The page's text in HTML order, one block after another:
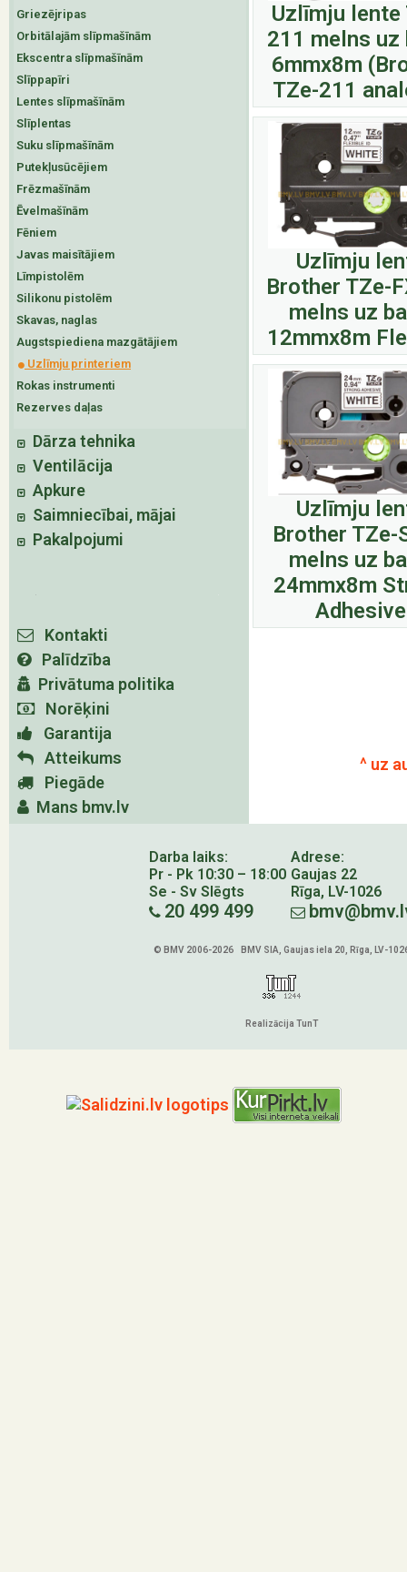
Griezējripas
Orbitālajām slīpmašīnām
Ekscentra slīpmašīnām
Slīppapīri
Lentes slīpmašīnām
Slīplentas
Suku slīpmašīnām
Putekļusūcējiem
Frēzmašīnām
Ēvelmašīnām
Fēniem
Javas maisītājiem
Līmpistolēm
Silikonu pistolēm
Skavas, naglas
Augstspiediena mazgātājiem
Uzlīmju printeriem
Rokas instrumenti
Rezerves daļas
Dārza tehnika
Ventilācija
Apkure
Saimniecībai, mājai
Pakalpojumi
Kontakti
Palīdzība
Privātuma politika
Norēķini
Garantija
Atteikums
Piegāde
Mans bmv.lv
Uzlīmju lente
211 melns uz
6mmx8m
TZe-211
Uzlīmju
Brother TZe-
melns uz
12mmx8m
Uzlīmju
Brother TZe-
melns uz
24mmx8m
Adhesive
^ uz
Darba laiks:
Pr - Pk 10:30 – 18:00
Se - Sv Slēgts
20 499 499
Adrese:
Gaujas 22
Rīga, LV-1026
© BMV 2006-2026 BMV SIA, Gaujas iela 20, Rīga, LV-
Realizācija TunT